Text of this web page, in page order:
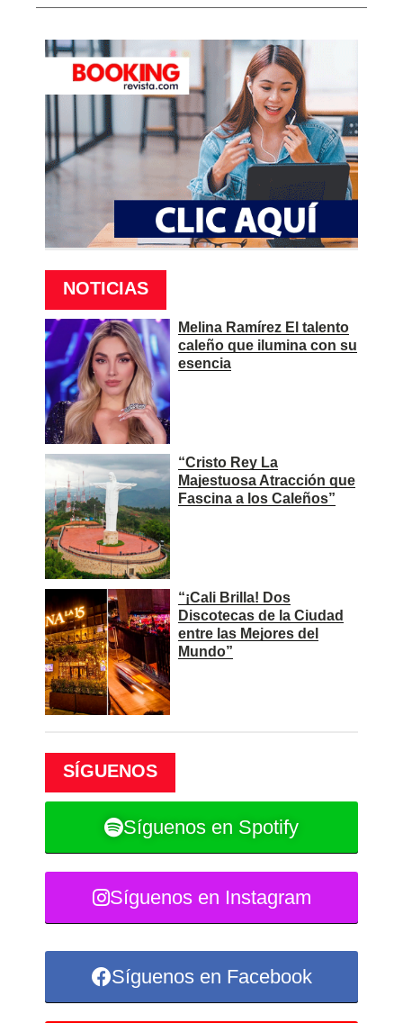
NOTICIAS
Melina Ramírez El talento
caleño que ilumina con su
esencia
“Cristo Rey La
Majestuosa Atracción que
Fascina a los Caleños”
“¡Cali Brilla! Dos
Discotecas de la Ciudad
entre las Mejores del
Mundo”
SÍGUENOS
Síguenos en Spotify
Síguenos en Instagram
Síguenos en Facebook